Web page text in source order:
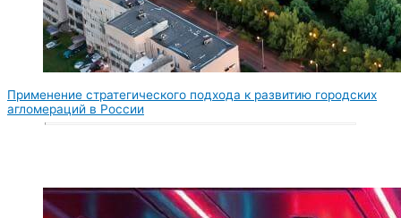
Применение стратегического подхода к развитию городских
агломераций в России